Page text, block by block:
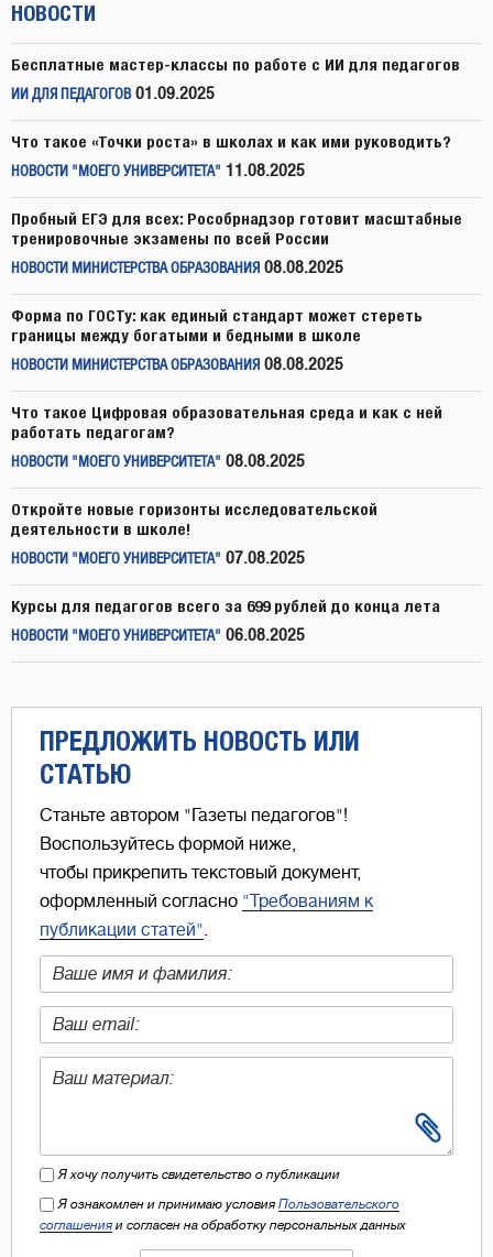
НОВОСТИ
Бесплатные мастер-классы по работе с ИИ для педагогов
ИИ ДЛЯ ПЕДАГОГОВ 01.09.2025
Что такое «Точки роста» в школах и как ими руководить?
НОВОСТИ "МОЕГО УНИВЕРСИТЕТА" 11.08.2025
Пробный ЕГЭ для всех: Рособрнадзор готовит масштабные
тренировочные экзамены по всей России
НОВОСТИ МИНИСТЕРСТВА ОБРАЗОВАНИЯ 08.08.2025
Форма по ГОСТу: как единый стандарт может стереть
границы между богатыми и бедными в школе
НОВОСТИ МИНИСТЕРСТВА ОБРАЗОВАНИЯ 08.08.2025
Что такое Цифровая образовательная среда и как с ней
работать педагогам?
НОВОСТИ "МОЕГО УНИВЕРСИТЕТА" 08.08.2025
Откройте новые горизонты исследовательской
деятельности в школе!
НОВОСТИ "МОЕГО УНИВЕРСИТЕТА" 07.08.2025
Курсы для педагогов всего за 699 рублей до конца лета
НОВОСТИ "МОЕГО УНИВЕРСИТЕТА" 06.08.2025
ПРЕДЛОЖИТЬ НОВОСТЬ ИЛИ
СТАТЬЮ
Станьте автором "Газеты педагогов"!
Воспользуйтесь формой ниже,
чтобы прикрепить текстовый документ,
оформленный согласно "Требованиям к
публикации статей".
Я хочу получить свидетельство о публикации
Я ознакомлен и принимаю условия Пользовательского
соглашения и согласен на обработку персональных данных